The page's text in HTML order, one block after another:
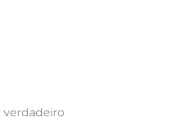
verdadeiro